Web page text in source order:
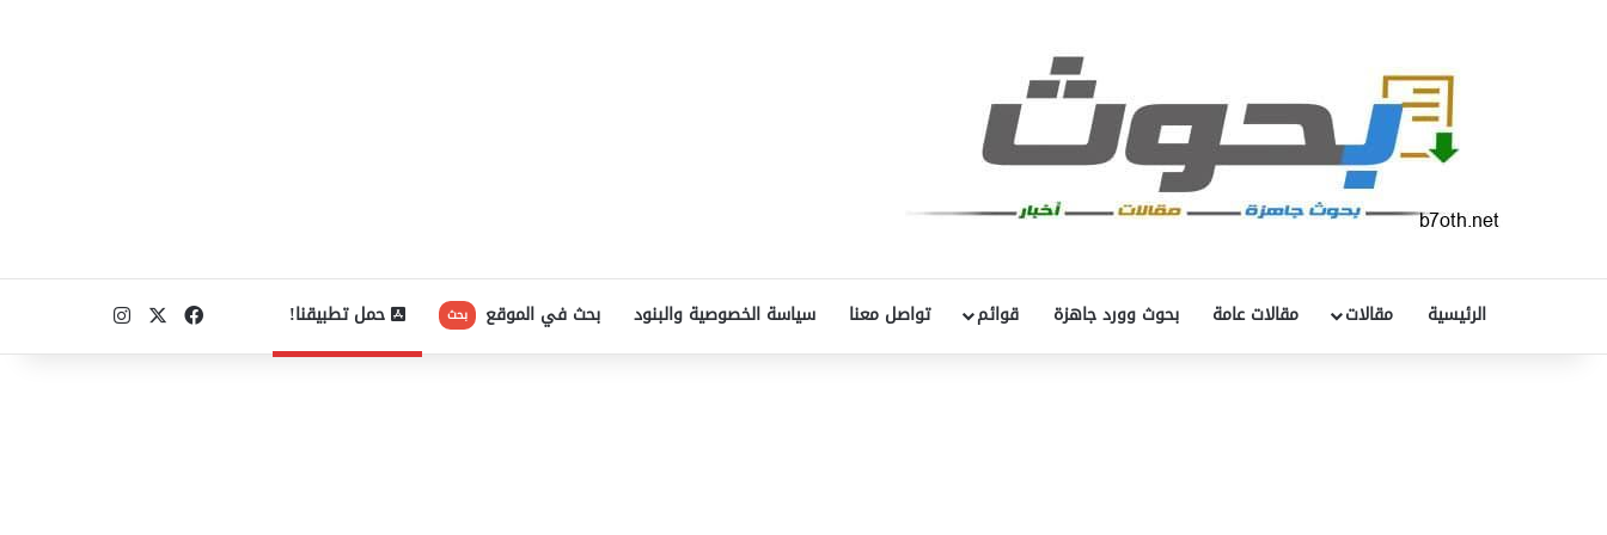
الرئيسية مقالات مقالات عامة بحوث وورد جاهزة قوائم تواصل معنا سياسة الخصوصية والبنود بحث في الموقع بحث حمل تطبيقنا! فيسبوكانستقرام